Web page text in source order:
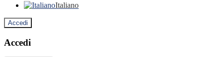
Italiano
Accedi
Accedi